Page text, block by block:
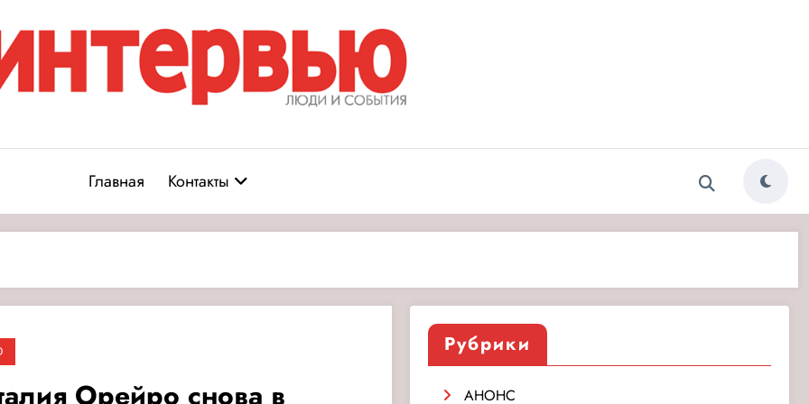
«Интервью: Люди и события»
Главная
Контакты
Орейро снова в
Рубрики
АНОНС